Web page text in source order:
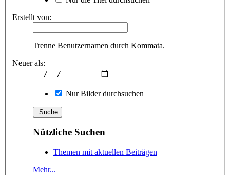
Erstellt von:
Trenne Benutzernamen durch Kommata.
Neuer als:
Nur Bilder durchsuchen
Nützliche Suchen
Themen mit aktuellen Beiträgen
Mehr...